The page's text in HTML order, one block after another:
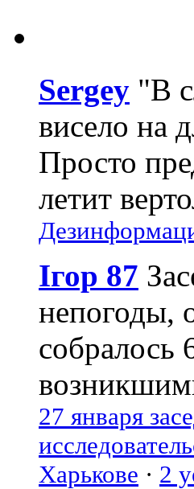
Sergey "В
висело на
Просто
летит
Ігор 87
непогоды,
собралось
27 января
Харькове · 2